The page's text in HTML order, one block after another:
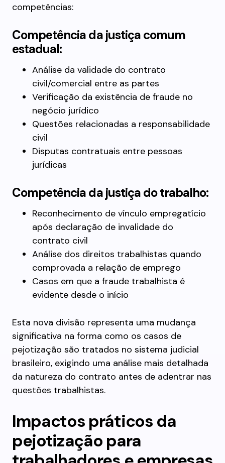
competências:
Competência da justiça comum
estadual:
Análise da validade do contrato
civil/comercial entre as partes
Verificação da existência de fraude no
negócio jurídico
Questões relacionadas a responsabilidade
civil
Disputas contratuais entre pessoas
jurídicas
Competência da justiça do trabalho:
Reconhecimento de vínculo empregatício
após declaração de invalidade do
contrato civil
Análise dos direitos trabalhistas quando
comprovada a relação de emprego
Casos em que a fraude trabalhista é
evidente desde o início
Esta nova divisão representa uma mudança
significativa na forma como os casos de
pejotização são tratados no sistema judicial
brasileiro, exigindo uma análise mais detalhada
da natureza do contrato antes de adentrar nas
questões trabalhistas.
Impactos práticos da
pejotização para